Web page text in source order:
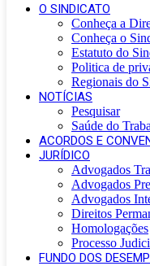
O SINDICATO
Conheça a
Conheça o
Estatuto do
Politica de
Regionais do
NOTÍCIAS
Pesquisar
Saúde do
ACORDOS E
JURÍDICO
Advogados
Advogados
Advogados
Direitos
Homologações
Processo
FUNDO DOS